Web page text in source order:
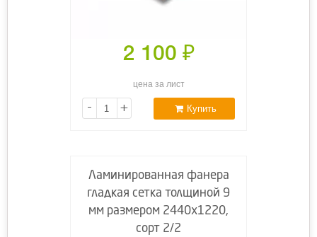
2 100 ₽
цена за лист
- + Купить
Ламинированная фанера
гладкая сетка толщиной 9
мм размером 2440х1220,
сорт 2/2